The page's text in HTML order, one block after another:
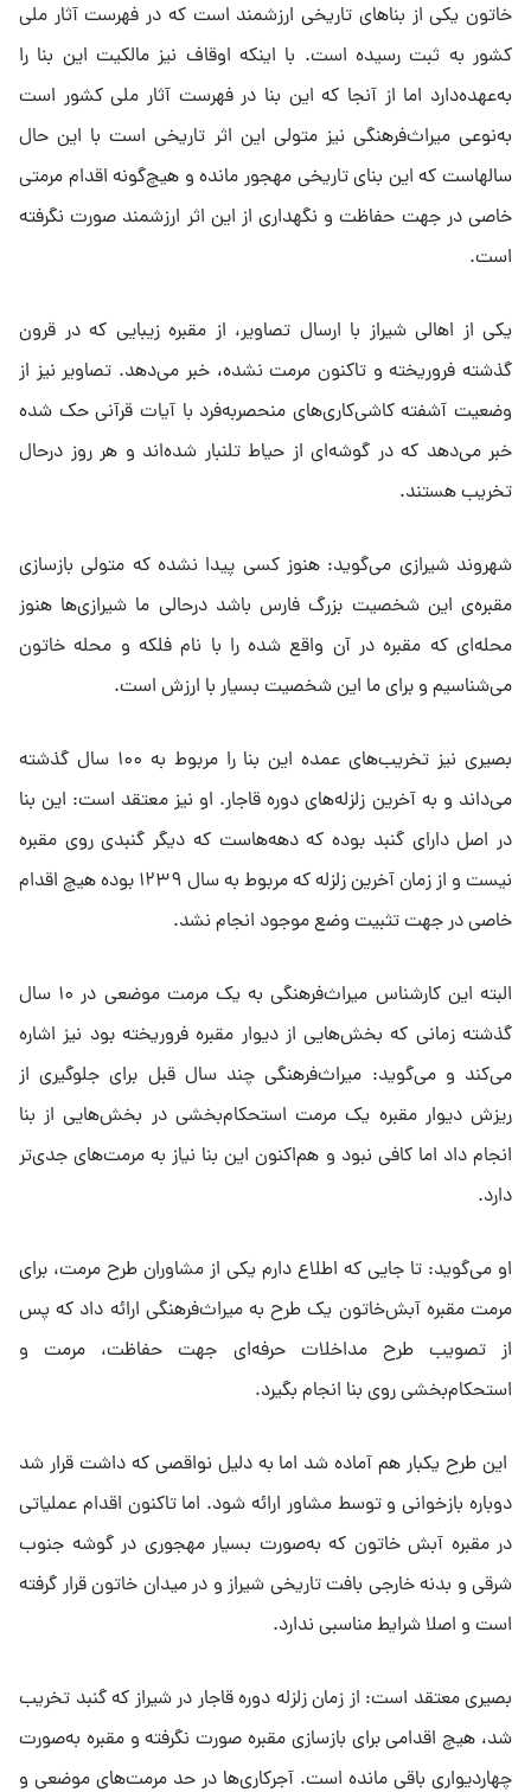
خاتون یکی از بناهای تاریخی ارزشمند است که در فهرست آثار ملی
کشور به ثبت رسیده است. با اینکه اوقاف نیز مالکیت این بنا را
به‌عهده‌دارد اما از آنجا که این بنا در فهرست آثار ملی کشور است
به‌نوعی میراث‌فرهنگی نیز متولی این اثر تاریخی است با این حال
سالهاست که این بنای تاریخی مهجور مانده و هیچ‌گونه اقدام مرمتی
خاصی در جهت حفاظت و نگهداری از این اثر ارزشمند صورت نگرفته
است.
یکی از اهالی شیراز با ارسال تصاویر، از مقبره زیبایی که در قرون
گذشته فروریخته و تاکنون مرمت نشده، خبر می‌دهد. تصاویر نیز از
وضعیت آشفته کاشی‌کاری‌های منحصربه‌فرد با آیات قرآنی حک شده
خبر می‌دهد که در گوشه‌ای از حیاط تلنبار شده‌اند و هر روز درحال
تخریب هستند.
شهروند شیرازی می‌گوید: هنوز کسی پیدا نشده که متولی بازسازی
مقبره‌ی این شخصیت بزرگ فارس باشد درحالی ما شیرازی‌ها هنوز
محله‌ای که مقبره در آن واقع شده را با نام فلکه و محله خاتون
می‌شناسیم و برای ما این شخصیت بسیار با ارزش است.
بصیری نیز تخریب‌های عمده این بنا را مربوط به ۱۰۰ سال گذشته
می‌داند و به آخرین زلزله‌های دوره قاجار. او نیز معتقد است: این بنا
در اصل دارای گنبد بوده که دهه‌هاست که دیگر گنبدی روی مقبره
نیست و از زمان آخرین زلزله که مربوط به سال ۱۲۳۹ بوده هیچ اقدام
خاصی در جهت تثبیت وضع موجود انجام نشد.
البته این کارشناس میراث‌فرهنگی به یک مرمت موضعی در ۱۰ سال
گذشته زمانی که بخش‌هایی از دیوار مقبره فروریخته بود نیز اشاره
می‌کند و می‌گوید: میراث‌فرهنگی چند سال قبل برای جلوگیری از
ریزش دیوار مقبره یک مرمت استحکام‌بخشی در بخش‌هایی از بنا
انجام داد اما کافی نبود و هم‌اکنون این بنا نیاز به مرمت‌های جدی‌تر
دارد.
او می‌گوید: تا جایی که اطلاع دارم یکی از مشاوران طرح مرمت، برای
مرمت مقبره آبش‌خاتون یک طرح به میراث‌فرهنگی ارائه داد که پس
از تصویب طرح مداخلات حرفه‌ای جهت حفاظت، مرمت و
استحکام‌بخشی روی بنا انجام بگیرد.
این طرح یکبار هم آماده شد اما به دلیل نواقصی که داشت قرار شد
دوباره بازخوانی و توسط مشاور ارائه شود. اما تاکنون اقدام عملیاتی
در مقبره آبش خاتون که به‌صورت بسیار مهجوری در گوشه جنوب
شرقی و بدنه خارجی بافت تاریخی شیراز و در میدان خاتون قرار گرفته
است و اصلا شرایط مناسبی ندارد.
بصیری معتقد است: از زمان زلزله دوره قاجار در شیراز که گنبد تخریب
شد، هیچ اقدامی برای بازسازی مقبره صورت نگرفته و مقبره به‌صورت
چهاردیواری باقی مانده است. آجرکاری‌ها در حد مرمت‌های موضعی و